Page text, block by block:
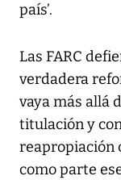
país’.
Las FARC
verdadera
vaya más allá
titulación y
reapropiación
como parte